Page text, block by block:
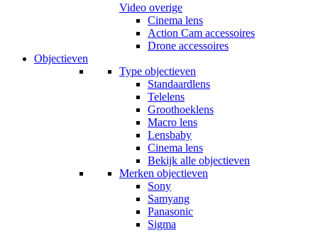
Video overige
Cinema lens
Action Cam accessoires
Drone accessoires
Objectieven
Type objectieven
Standaardlens
Telelens
Groothoeklens
Macro lens
Lensbaby
Cinema lens
Bekijk alle objectieven
Merken objectieven
Sony
Samyang
Panasonic
Sigma